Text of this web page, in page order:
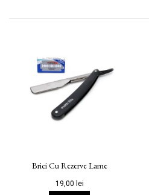
Brici Cu Rezerve Lame
19,00 lei